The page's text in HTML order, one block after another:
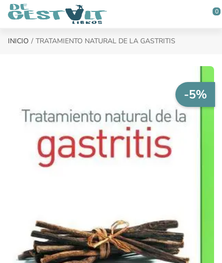
Saltar al contenido principal
0
INICIO TRATAMIENTO NATURAL DE LA GASTRITIS
-5%